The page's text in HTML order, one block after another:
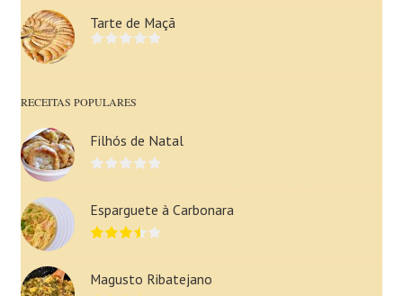
Tarte de Maçã
RECEITAS POPULARES
Filhós de Natal
Esparguete à Carbonara
Magusto Ribatejano